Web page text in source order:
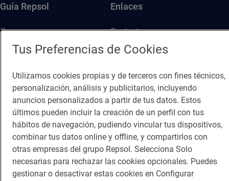
Guía Repsol
Comer
Viajar
Enlaces
Contacto
Sala de prensa
Política de privacidad Política de cookies Nota legal
Condiciones del servicio
© Repsol S.A. 2000 - 2026
Tus Preferencias de Cookies
Utilizamos cookies propias y de terceros con fines técnicos,
personalización, análisis y publicitarios, incluyendo
anuncios personalizados a partir de tus datos. Estos
últimos pueden incluir la creación de un perfil con tus
hábitos de navegación, pudiendo vincular tus dispositivos,
combinar tus datos online y offline, y compartirlos con
otras empresas del grupo Repsol. Selecciona Solo
necesarias para rechazar las cookies opcionales. Puedes
gestionar o desactivar estas cookies en Configurar